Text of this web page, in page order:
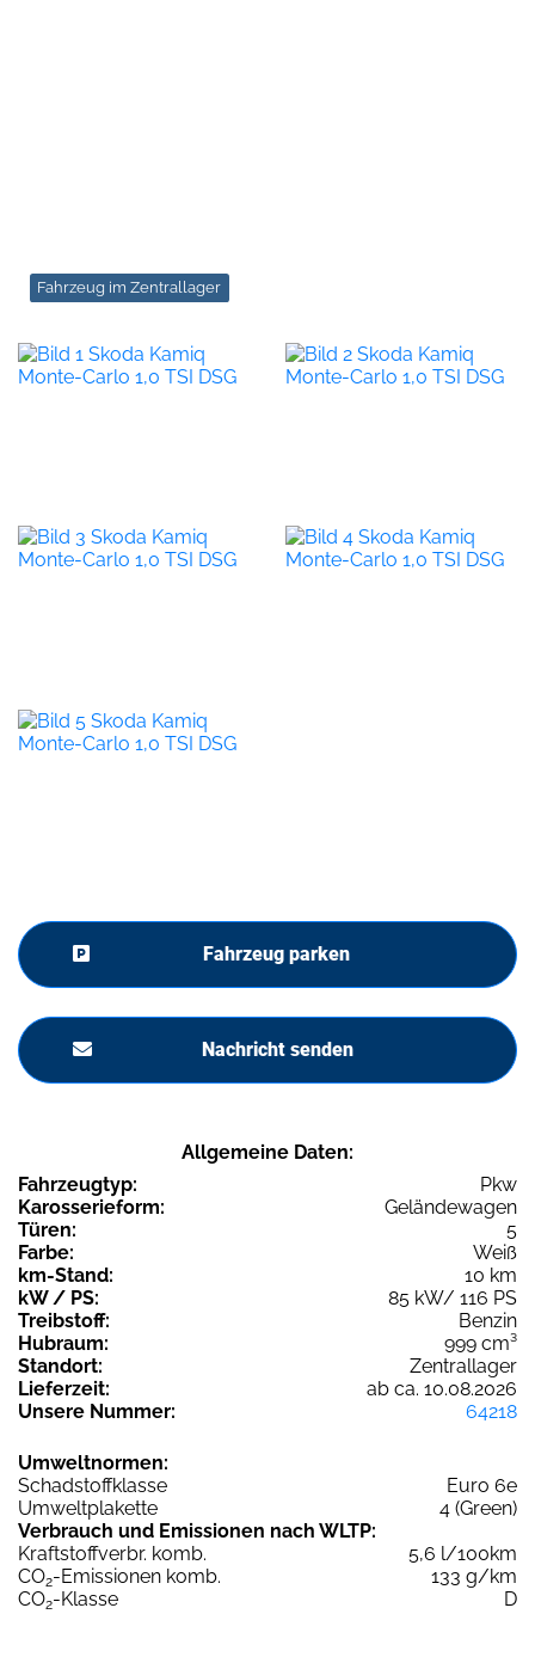
Fahrzeug im Zentrallager
Fahrzeug parken
Nachricht senden
Allgemeine Daten:
Fahrzeugtyp:
Pkw
Karosserieform:
Geländewagen
Türen:
5
Farbe:
Weiß
km-Stand:
10 km
kW / PS:
85 kW/ 116 PS
Treibstoff:
Benzin
Hubraum:
999 cm³
Standort:
Zentrallager
Lieferzeit:
ab ca. 10.08.2026
Unsere Nummer:
64218
Umweltnormen:
Schadstoffklasse
Euro 6e
Umweltplakette
4 (Green)
Verbrauch und Emissionen nach WLTP:
Kraftstoffverbr. komb.
5,6 l/100km
CO2-Emissionen komb.
133 g/km
CO2-Klasse D